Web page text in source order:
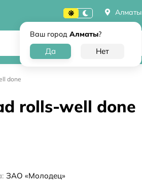
Алматы
Ваш город Алматы?
done
rolls-well done
ЗАО «Молодец»